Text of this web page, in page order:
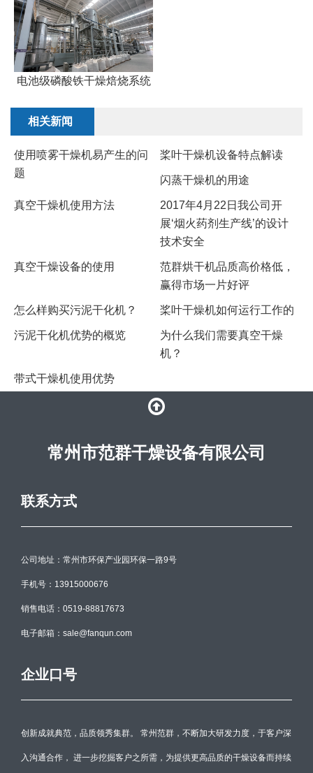
电池级磷酸铁干燥焙烧系统
相关新闻
使用喷雾干燥机易产生的问
题
桨叶干燥机设备特点解读
闪蒸干燥机的用途
真空干燥机使用方法
2017年4月22日我公司开
展‘烟火药剂生产线’的设计
技术安全
真空干燥设备的使用
范群烘干机品质高价格低，
赢得市场一片好评
怎么样购买污泥干化机？ 桨叶干燥机如何运行工作的
污泥干化机优势的概览
为什么我们需要真空干燥
机？
带式干燥机使用优势
常州市范群干燥设备有限公司
联系方式
公司地址：常州市环保产业园环保一路9号
手机号：13915000676
销售电话：0519-88817673
电子邮箱：sale@fanqun.com
企业口号
创新成就典范，品质领秀集群。 常州范群，不断加大研发力度，于客户深
入沟通合作， 进一步挖掘客户之所需，为提供更高品质的干燥设备而持续